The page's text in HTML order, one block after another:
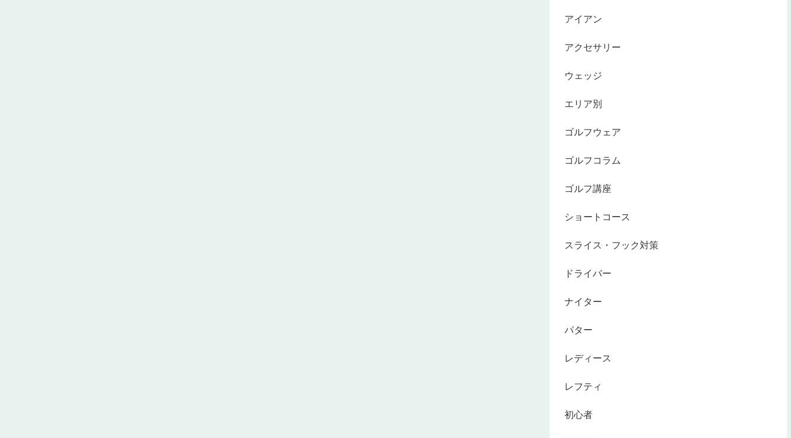
アイアン
アクセサリー
ウェッジ
エリア別
ゴルフウェア
ゴルフコラム
ゴルフ講座
ショートコース
スライス・フック対策
ドライバー
ナイター
パター
レディース
レフティ
初心者